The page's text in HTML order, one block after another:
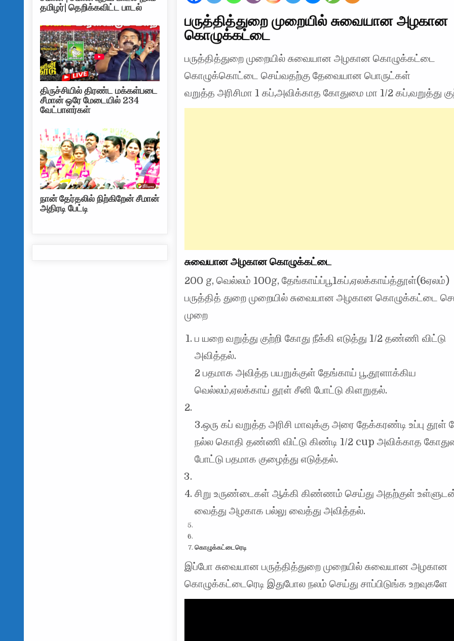
பருத்தித்துறை முறையில் சுவையான அழகான
கொழுக்கட்டை
பருத்தித்துறை முறையில் சுவையான அழகான கொழுக்கட்டை
கொழுக்கொட்டை செய்வதற்கு தேவையான பொருட்கள்
வறுத்த அரிசிமா 1 கப்,அவிக்காத கோதுமை மா 1/2 கப்,வறுத்து
சுவையான அழகான கொழுக்கட்டை
200 g, வெல்லம் 100g, தேங்காய்ப்பூ1கப்,ஏலக்காய்த்தூள்(6ஏலம்)
பருத்தித் துறை முறையில் சுவையான அழகான கொழுக்கட்டை
முறை
ப யறை வறுத்து குற்றி கோது நீக்கி எடுத்து 1/2 தண்ணி விட்டு
அவித்தல்.
2 பதமாக அவித்த பயறுக்குள் தேங்காய் பூ,தூளாக்கிய
வெல்லம்,ஏலக்காய் தூள் சீனி போட்டு கிளறுதல்.
3.ஒரு கப் வறுத்த அரிசி மாவுக்கு அரை தேக்கரண்டி உப்பு தூள்
நல்ல கொதி தண்ணி விட்டு கிண்டி 1/2 cup அவிக்காத
போட்டு பதமாக குழைத்து எடுத்தல்.
சிறு உருண்டைகள் ஆக்கி கிண்ணம் செய்து அதற்குள்
வைத்து அழகாக பல்லு வைத்து அவித்தல்.
கொழுக்கட்டைரெடி
இப்போ சுவையான பருத்தித்துறை முறையில் சுவையான அழகான
கொழுக்கட்டைரெடி இதுபோல நலம் செய்து சாப்பிடுங்க உறவுகளே
தமிழர்| தெறிக்கவிட்ட பாடல்
திருச்சியில் திரண்ட மக்கள்படை
சீமான் ஒரே மேடையில் 234
வேட்பாளர்கள்
நான் தேர்தலில் நிற்கிறேன் சீமான்
அதிரடி பேட்டி